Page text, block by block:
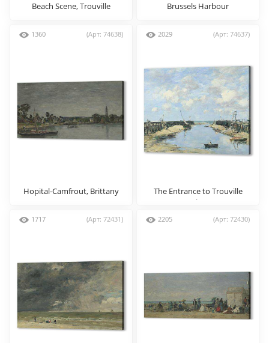
Beach Scene, Trouville Brussels Harbour
1360 (Арт: 74638)
Hopital-Camfrout, Brittany
2029 (Арт: 74637)
The Entrance to Trouville
Harbour
1717 (Арт: 72431) 2205 (Арт: 72430)